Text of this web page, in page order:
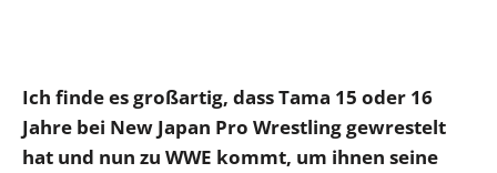
Ich finde es großartig, dass Tama 15 oder 16
Jahre bei New Japan Pro Wrestling gewrestelt
hat und nun zu WWE kommt, um ihnen seine